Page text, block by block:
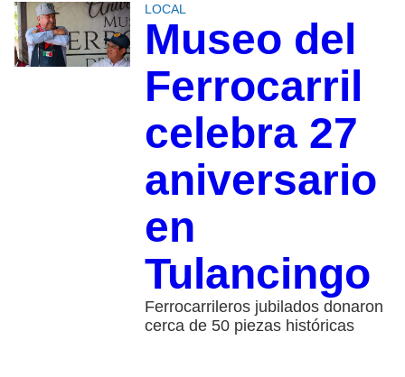
LOCAL
Museo del
Ferrocarril
celebra 27
aniversario
en
Tulancingo
Ferrocarrileros jubilados donaron
cerca de 50 piezas históricas